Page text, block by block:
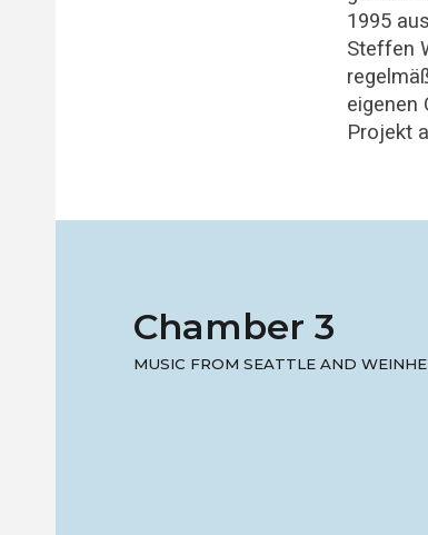
1995
Steffen
eigenen
Projekt
Chamber 3
MUSIC FROM SEATTLE AND